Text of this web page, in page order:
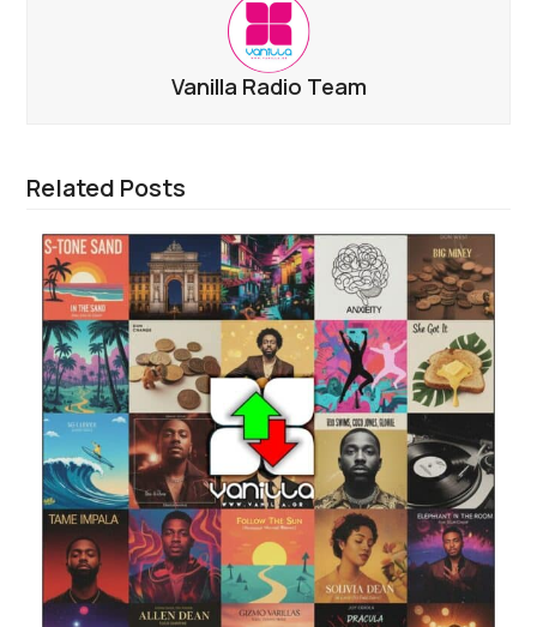
Vanilla Radio Team
Related Posts